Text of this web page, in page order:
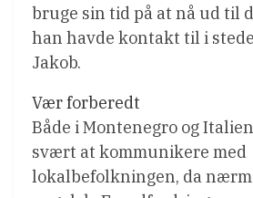
bruge sin tid på at nå ud til
han havde kontakt til i
Jakob.
Vær forberedt
Både i Montenegro og
svært at kommunikere med
lokalbefolkningen, da